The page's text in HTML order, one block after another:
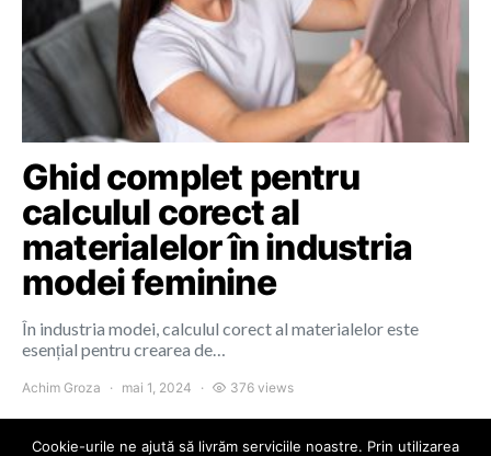
Ghid complet pentru
calculul corect al
materialelor în industria
modei feminine
În industria modei, calculul corect al materialelor este
esențial pentru crearea de…
Achim Groza mai 1, 2024 376 views
Cookie-urile ne ajută să livrăm serviciile noastre. Prin utilizarea